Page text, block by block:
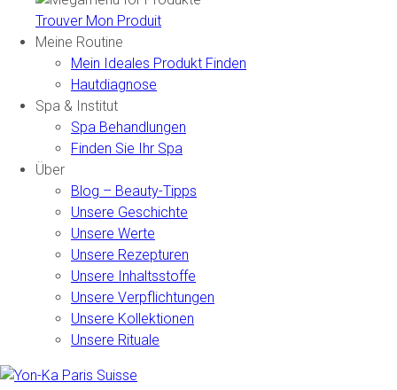
Trouver Mon Produit
Meine Routine
Mein Ideales Produkt Finden
Hautdiagnose
Spa & Institut
Spa Behandlungen
Finden Sie Ihr Spa
Über
Blog – Beauty-Tipps
Unsere Geschichte
Unsere Werte
Unsere Rezepturen
Unsere Inhaltsstoffe
Unsere Verpflichtungen
Unsere Kollektionen
Unsere Rituale